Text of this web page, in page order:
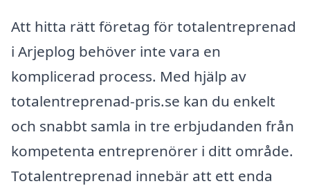
Att hitta rätt företag för totalentreprenad
i Arjeplog behöver inte vara en
komplicerad process. Med hjälp av
totalentreprenad-pris.se kan du enkelt
och snabbt samla in tre erbjudanden från
kompetenta entreprenörer i ditt område.
Totalentreprenad innebär att ett enda